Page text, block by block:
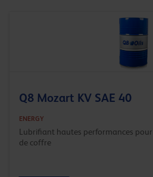
Q8 Mozart KV SAE 40
ENERGY
Lubrifiant hautes performances
de coffre